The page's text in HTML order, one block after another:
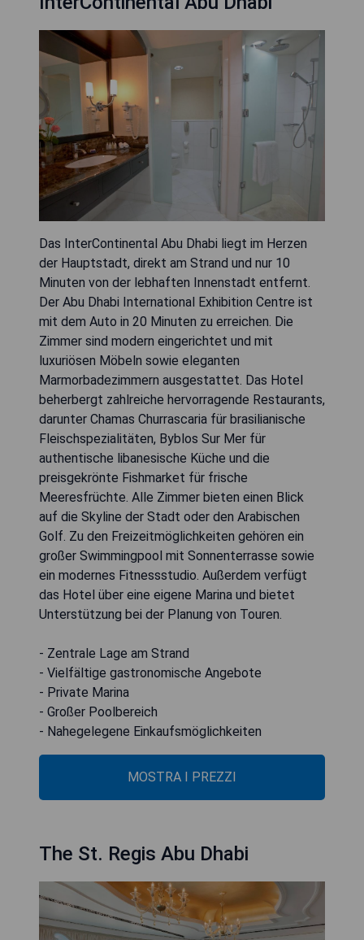
Das InterContinental Abu Dhabi liegt im Herzen
der Hauptstadt, direkt am Strand und nur 10
Minuten von der lebhaften Innenstadt entfernt.
Der Abu Dhabi International Exhibition Centre ist
mit dem Auto in 20 Minuten zu erreichen. Die
Zimmer sind modern eingerichtet und mit
luxuriösen Möbeln sowie eleganten
Marmorbadezimmern ausgestattet. Das Hotel
beherbergt zahlreiche hervorragende Restaurants,
darunter Chamas Churrascaria für brasilianische
Fleischspezialitäten, Byblos Sur Mer für
authentische libanesische Küche und die
preisgekrönte Fishmarket für frische
Meeresfrüchte. Alle Zimmer bieten einen Blick
auf die Skyline der Stadt oder den Arabischen
Golf. Zu den Freizeitmöglichkeiten gehören ein
großer Swimmingpool mit Sonnenterrasse sowie
ein modernes Fitnessstudio. Außerdem verfügt
das Hotel über eine eigene Marina und bietet
Unterstützung bei der Planung von Touren.
- Zentrale Lage am Strand
- Vielfältige gastronomische Angebote
- Private Marina
- Großer Poolbereich
- Nahegelegene Einkaufsmöglichkeiten
MOSTRA I PREZZI
The St. Regis Abu Dhabi